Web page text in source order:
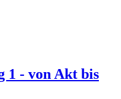
1 - von Akt bis